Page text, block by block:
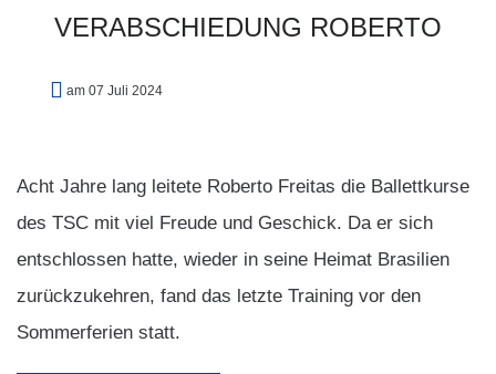
VERABSCHIEDUNG ROBERTO
am 07 Juli 2024
Acht Jahre lang leitete Roberto Freitas die Ballettkurse
des TSC mit viel Freude und Geschick. Da er sich
entschlossen hatte, wieder in seine Heimat Brasilien
zurückzukehren, fand das letzte Training vor den
Sommerferien statt.